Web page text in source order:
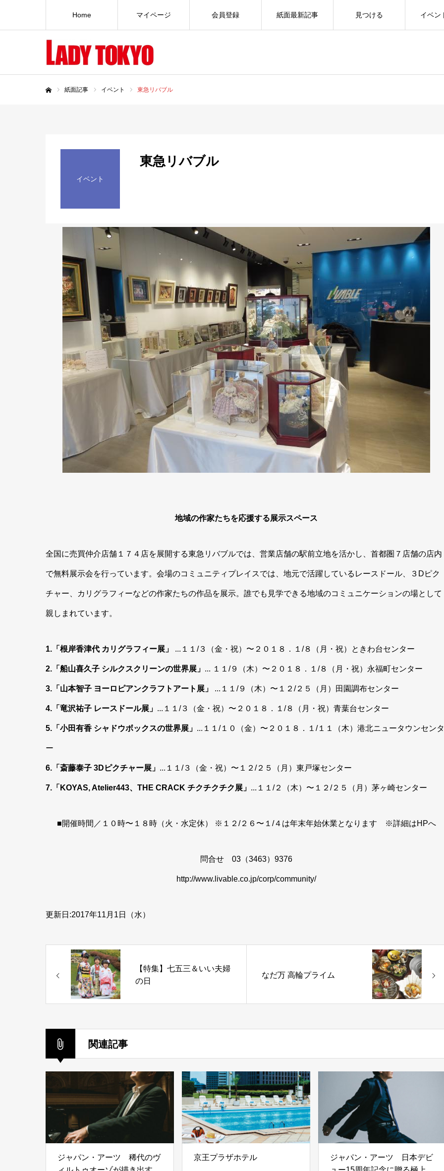
Home マイページ 会員登録 紙面最新記事 見つける イベン
紙面記事 イベント 東急リバブル
イベント
東急リバブル
地域の作家たちを応援する展示スペース
全国に売買仲介店舗１７４店を展開する東急リバブルでは、営業店舗の駅前立地を活かし、首都圏７店舗の店内
で無料展示会を行っています。会場のコミュニティプレイスでは、地元で活躍しているレースドール、３Dピク
チャー、カリグラフィーなどの作家たちの作品を展示。誰でも見学できる地域のコミュニケーションの場として
親しまれています。
1.「根岸香津代 カリグラフィー展」 ...１１/３（金・祝）〜２０１８．１/８（月・祝）ときわ台センター
2.「船山喜久子 シルクスクリーンの世界展」 ... １１/９（木）〜２０１８．１/８（月・祝）永福町センター
3.「山本智子 ヨーロピアンクラフトアート展」 ...１１/９（木）〜１２/２５（月）田園調布センター
4.「竜沢祐子 レースドール展」 ...１１/３（金・祝）〜２０１８．１/８（月・祝）青葉台センター
5.「小田有香 シャドウボックスの世界展」 ...１１/１０（金）〜２０１８．１/１１（木）港北ニュータウンセンタ
ー
6.「斎藤泰子 3Dピクチャー展」 ...１１/３（金・祝）〜１２/２５（月）東戸塚センター
7.「KOYAS, Atelier443、THE CRACK チクチクチク展」 ...１１/２（木）〜１２/２５（月）茅ヶ崎センター
■開催時間／１０時〜１８時（火・水定休） ※１２/２６〜１/４は年末年始休業となります ※詳細はHPへ
問合せ 03（3463）9376
http://www.livable.co.jp/corp/community/
更新日:2017年11月1日（水）
【特集】七五三＆いい夫婦
の日
なだ万 高輪プライム
関連記事
ジャパン・アーツ 稀代のヴ
京王プラザホテル
ジャパン・アーツ 日本デビ